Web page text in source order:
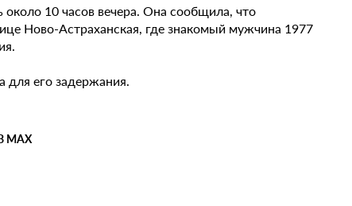
10 часов вечера. Она сообщила, что
Ново-Астраханская, где знакомый мужчина 1977
для его задержания.